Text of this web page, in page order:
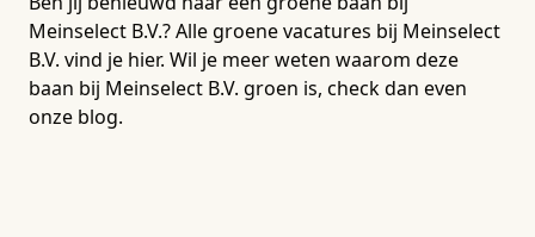
Meinselect B.V.? Alle groene vacatures bij Meinselect
B.V. vind je hier. Wil je meer weten waarom deze
baan bij Meinselect B.V. groen is, check dan even
onze blog.